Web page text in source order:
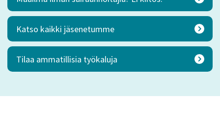
Katso kaikki jäsenetumme
Tilaa ammatillisia työkaluja